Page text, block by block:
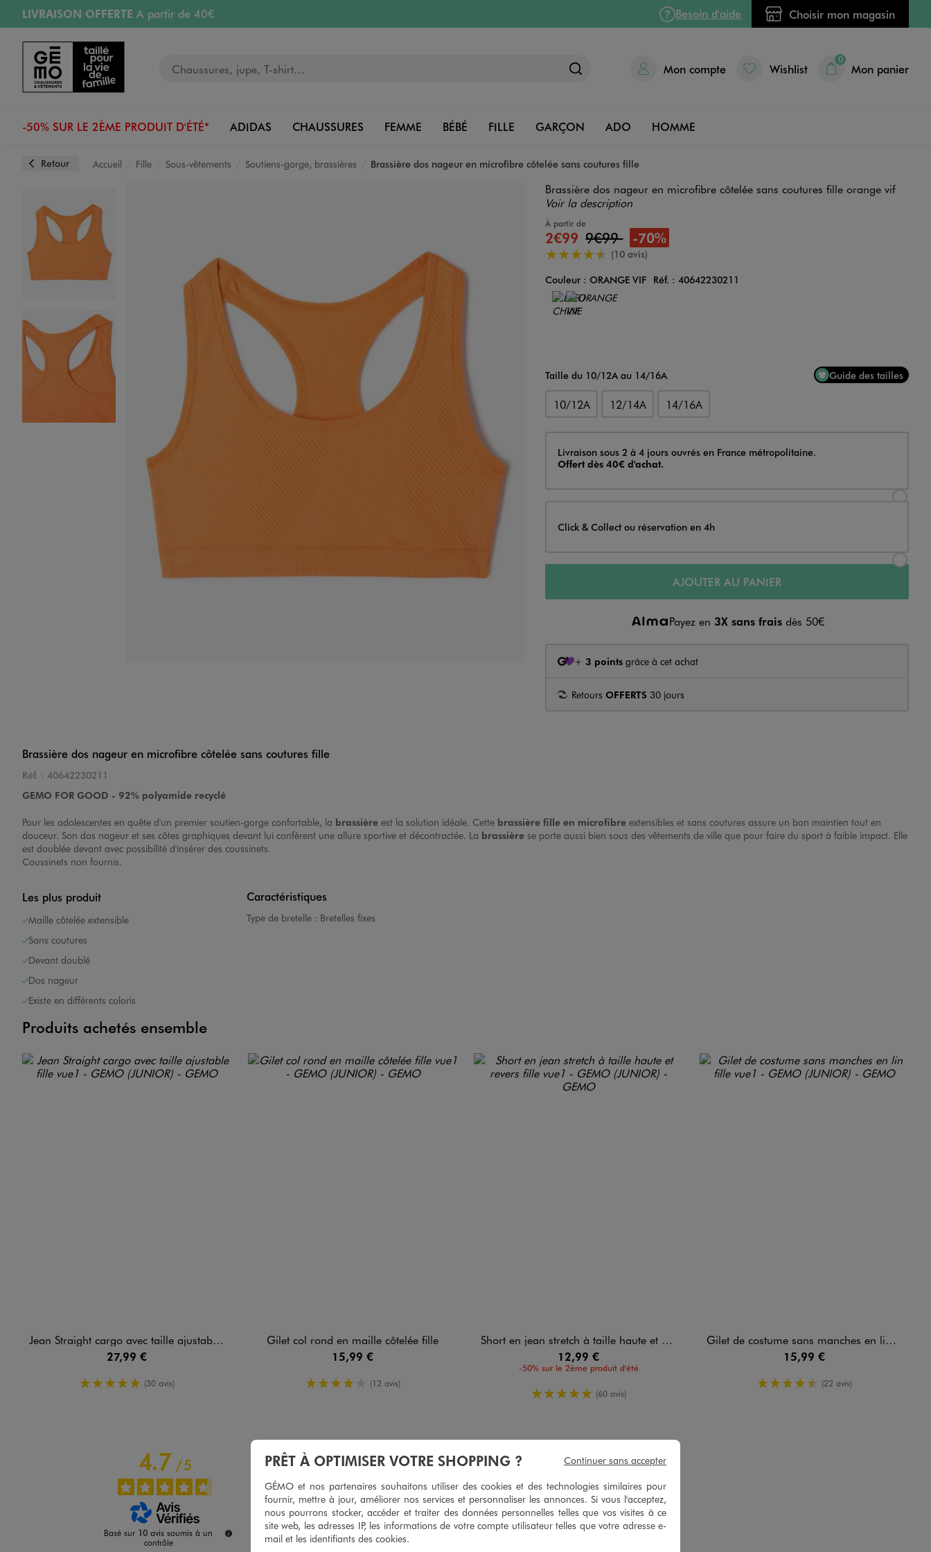
Aller au contenu principal
Aller à la navigation
LIVRAISON OFFERTE A partir de 40€
RETRAIT ET LIVRAISON OFFERTE
RÉSERVATION GRATUITE
4h en magasin
Retours OFFERTSpendant 30 jours
Besoin d'aide Choisir mon magasin
Mon compte Wishlist
0
Mon panier
-50% SUR LE 2ÈME PRODUIT D'ÉTÉ* ADIDAS CHAUSSURES FEMME BÉBÉ FILLE GARÇON ADO HOMME
Retour Accueil Fille Sous-vêtements Soutiens-gorge, brassières Brassière dos nageur en microfibre côtelée sans coutures fille
Image 2 sur 2
Brassière dos nageur en microfibre côtelée sans coutures fille orange vif
Voir la description
À partir de
2€99 9€99 -70%
4.5/5 de moyenne
(10 avis)
Couleur
Couleur : ORANGE VIF Réf. : 40642230211
Choisissez votre Couleur
Taille du 10/12A au 14/16A Guide des tailles
10/12A 12/14A 14/16A
Livraison
Livraison sous 2 à 4 jours ouvrés en France métropolitaine.
Offert dès 40€ d'achat.
Click & Collect ou réservation en 4h
AJOUTER AU PANIER
Payez en 3X sans fraisdès 50€
+ 3 pointsgrâce à cet achat
Retours OFFERTS 30 jours
Brassière dos nageur en microfibre côtelée sans coutures fille
Réf. : 40642230211
GEMO FOR GOOD - 92% polyamide recyclé
Pour les adolescentes en quête d'un premier soutien-gorge confortable, la brassière est la solution idéale. Cette brassière fille en microfibre extensibles et sans coutures assure un bon maintien tout en
douceur. Son dos nageur et ses côtes graphiques devant lui confèrent une allure sportive et décontractée. La brassière se porte aussi bien sous des vêtements de ville que pour faire du sport à faible impact. Elle
est doublée devant avec possibilité d'insérer des coussinets.
Coussinets non fournis.
Les plus produit
Maille côtelée extensible
Sans coutures
Devant doublé
Dos nageur
Existe en différents coloris
Caractéristiques
Type de bretelle : Bretelles fixes
Produits achetés ensemble
Jean Straight cargo avec taille ajustable fille
27,99 €
5/5 de moyenne
(30 avis)
Gilet col rond en maille côtelée fille
15,99 €
4/5 de moyenne
(12 avis)
Short en jean stretch à taille haute et revers fille
12,99 €
-50% sur le 2ème produit d'été
5/5 de moyenne
(60 avis)
Gilet de costume sans manches en lin fille
15,99 €
4.5/5 de moyenne
(22 avis)
4.7/5
Basé sur 10 avis soumis à un
contrôle
5/5
bon produit
Avis du18/12/2025 , suite à une expérience du21/11/2025 parAline B.
Utile(0) Signaler
PRÊT À OPTIMISER VOTRE SHOPPING ?
GÉMO et nos partenaires souhaitons utiliser des cookies et des technologies similaires pour
fournir, mettre à jour, améliorer nos services et personnaliser les annonces. Si vous l'acceptez,
nous pourrons stocker, accéder et traiter des données personnelles telles que vos visites à ce
site web, les adresses IP, les informations de votre compte utilisateur telles que votre adresse e-
mail et les identifiants des cookies.
Continuer sans accepter